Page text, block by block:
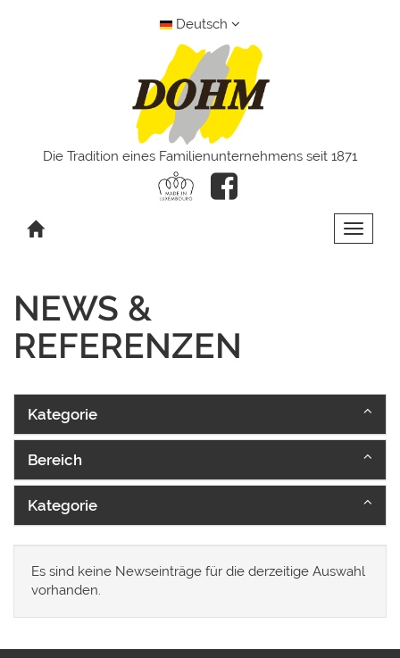
Deutsch
Die Tradition eines Familienunternehmens seit 1871
Toggle
NEWS &
REFERENZEN
Kategorie
Bereich
Kategorie
Es sind keine Newseinträge für die derzeitige Auswahl
vorhanden.